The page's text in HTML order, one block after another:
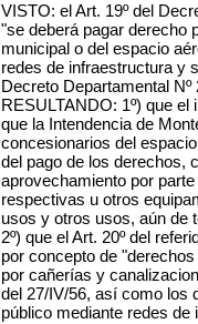
VISTO: el Art. 19º del
"se deberá pagar derecho
municipal o del espacio
redes de infraestructura y
Decreto Departamental
RESULTANDO: 1º) que
que la Intendencia de
concesionarios del
del pago de los derechos,
aprovechamiento por
respectivas u otros
usos y otros usos, aún de
2º) que el Art. 20º del
por concepto de
por cañerías y
del 27/IV/56, así como los
público mediante redes